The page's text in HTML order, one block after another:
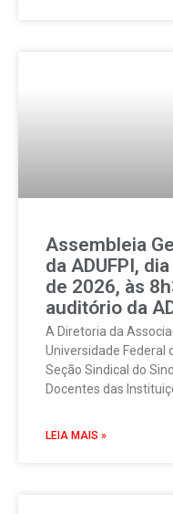
Assembleia
da ADUFPI,
de 2026, às
auditório da
A Diretoria da
Universidade Federal
Seção Sindical do
Docentes das
LEIA MAIS »